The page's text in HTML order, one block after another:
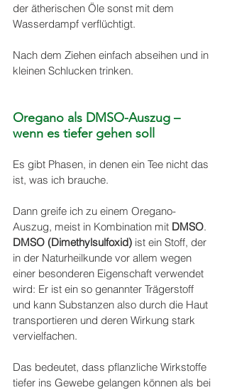
der ätherischen Öle sonst mit dem
Wasserdampf verflüchtigt.
Nach dem Ziehen einfach abseihen und in
kleinen Schlucken trinken.
Oregano als DMSO-Auszug –
wenn es tiefer gehen soll
Es gibt Phasen, in denen ein Tee nicht das
ist, was ich brauche.
Dann greife ich zu einem Oregano-
Auszug, meist in Kombination mit DMSO.
DMSO (Dimethylsulfoxid) ist ein Stoff, der
in der Naturheilkunde vor allem wegen
einer besonderen Eigenschaft verwendet
wird: Er ist ein so genannter Trägerstoff
und kann Substanzen also durch die Haut
transportieren und deren Wirkung stark
vervielfachen.
Das bedeutet, dass pflanzliche Wirkstoffe
tiefer ins Gewebe gelangen können als bei